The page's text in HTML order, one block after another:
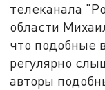
телеканала
области
что подобные
регулярно
авторы